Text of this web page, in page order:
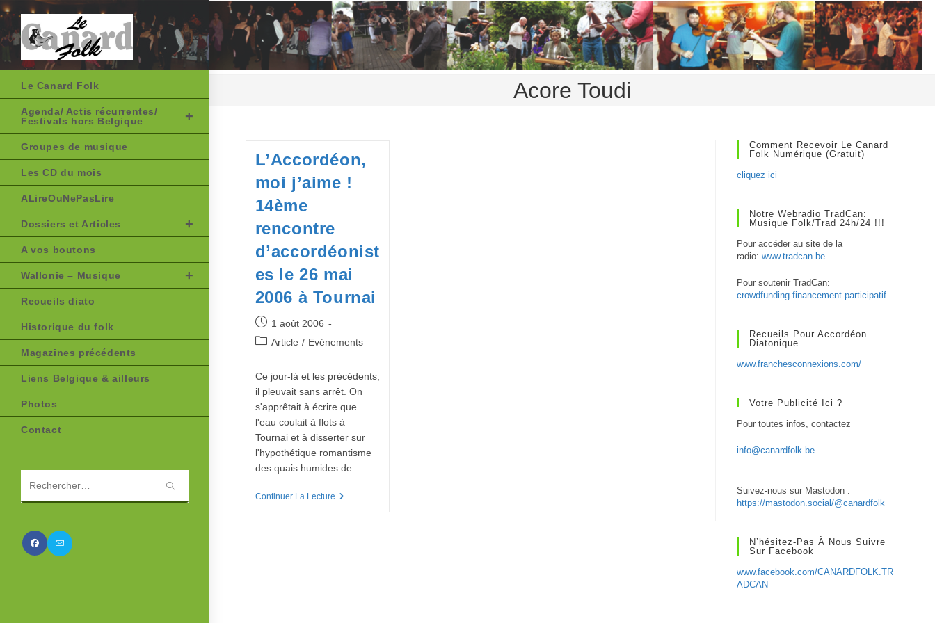
to
content
Le Canard Folk
Agenda/ Actis récurrentes/
Festivals hors Belgique
Groupes de musique
Les CD du mois
ALireOuNePasLire
Dossiers et Articles
A vos boutons
Wallonie – Musique
Recueils diato
Historique du folk
Magazines précédents
Liens Belgique & ailleurs
Photos
Contact
Rechercher
sur
site
Acore Toudi
L’Accordéon,
moi j’aime !
14ème
rencontre
d’accordéonist
es le 26 mai
2006 à Tournai
Publication
publiée :
1 août 2006
PostArticle / Evénements
Ce jour-là et les précédents,
il pleuvait sans arrêt. On
s'apprêtait à écrire que
l'eau coulait à flots à
Tournai et à disserter sur
l'hypothétique romantisme
des quais humides de…
Continuer La LectureL’Accordéon,
Comment Recevoir Le Canard
Folk Numérique (gratuit)
cliquez ici
Notre Webradio TradCan:
Musique Folk/Trad 24h/24 !!!
Pour accéder au site de la
radio:www.tradcan.be
Pour soutenir TradCan:
crowdfunding-financement participatif
Recueils Pour Accordéon
Diatonique
www.franchesconnexions.com/
Votre Publicité Ici ?
Pour toutes infos, contactez
info@canardfolk.be
Suivez-nous sur Mastodon :
https://mastodon.social/@canardfolk
N’hésitez-Pas À Nous Suivre
Sur Facebook
www.facebook.com/CANARDFOLK.TR
ADCAN